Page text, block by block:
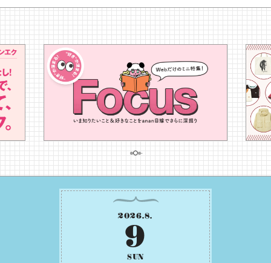
2026.8.
9
SUN